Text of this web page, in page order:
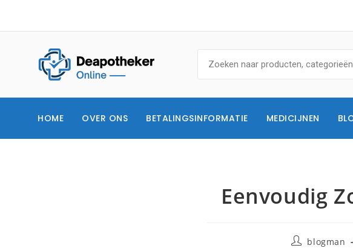
HOME OVER ONS BETALINGSINFORMATIE MEDICIJNEN
Eenvoudig
blogman